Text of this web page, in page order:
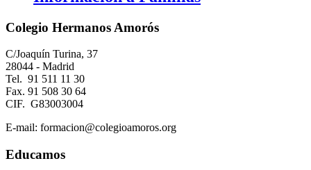
Colegio Hermanos Amorós
C/Joaquín Turina, 37
28044 - Madrid
Tel. 91 511 11 30
Fax. 91 508 30 64
CIF. G83003004
E-mail: formacion@colegioamoros.org
Educamos